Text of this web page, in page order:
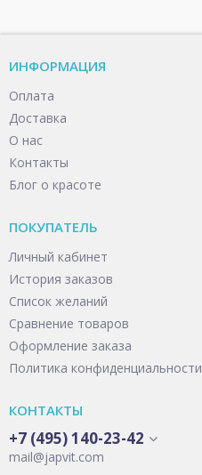
ИНФОРМАЦИЯ
Оплата
Доставка
О нас
Контакты
Блог о красоте
ПОКУПАТЕЛЬ
Личный кабинет
История заказов
Список желаний
Сравнение товаров
Оформление заказа
Политика конфиденциальности
КОНТАКТЫ
+7 (495) 140-23-42
mail@japvit.com